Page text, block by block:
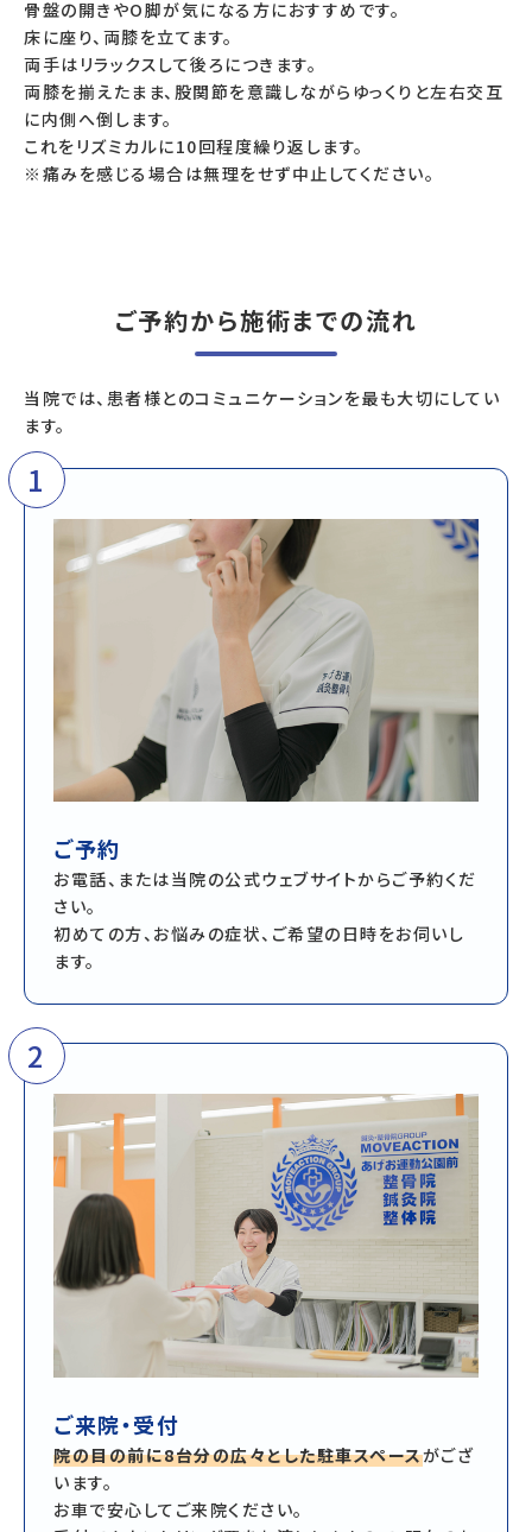
骨盤の開きやO脚が気になる方におすすめです。
床に座り、両膝を立てます。
両手はリラックスして後ろにつきます。
両膝を揃えたまま、股関節を意識しながらゆっくりと左右交互
に内側へ倒します。
これをリズミカルに10回程度繰り返します。
※痛みを感じる場合は無理をせず中止してください。
ご予約から施術までの流れ
当院では、患者様とのコミュニケーションを最も大切にしてい
ます。
1
ご予約
お電話、または当院の公式ウェブサイトからご予約くだ
さい。
初めての方、お悩みの症状、ご希望の日時をお伺いし
ます。
2
ご来院・受付
院の目の前に8台分の広々とした駐車スペースがござ
います。
お車で安心してご来院ください。